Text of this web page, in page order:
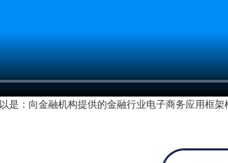
是：向金融机构提供的金融行业电子商务应用框